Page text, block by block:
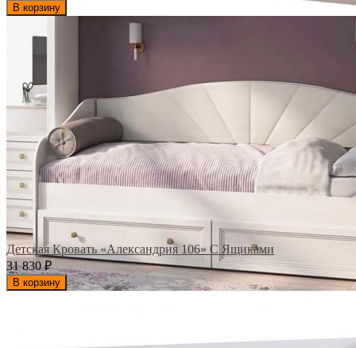
В корзину
Детская Кровать «Александрия 106» С Ящиками
31 830₽
В корзину